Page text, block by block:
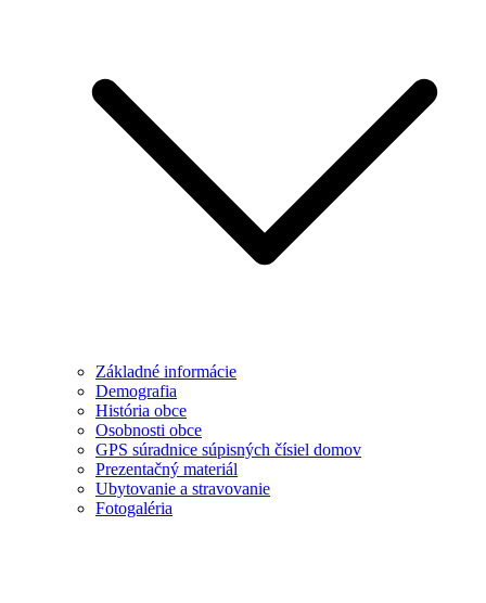
Základné informácie
Demografia
História obce
Osobnosti obce
GPS súradnice súpisných čísiel domov
Prezentačný materiál
Ubytovanie a stravovanie
Fotogaléria